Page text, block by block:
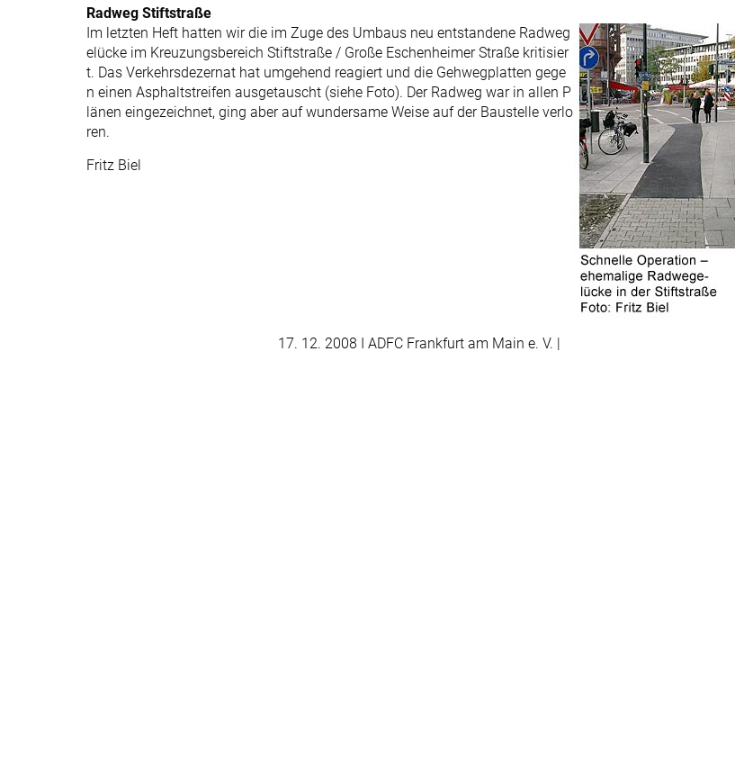
Radweg Stiftstraße
Im letzten Heft hatten wir die im Zuge des Umbaus neu entstandene Radweg
elücke im Kreuzungsbereich Stiftstraße / Große Eschenheimer Straße kritisier
t. Das Verkehrsdezernat hat umgehend reagiert und die Gehwegplatten gege
n einen Asphaltstreifen ausgetauscht (siehe Foto). Der Radweg war in allen P
länen eingezeichnet, ging aber auf wundersame Weise auf der Baustelle verlo
ren.
Fritz Biel
17. 12. 2008 I ADFC Frankfurt am Main e. V. |